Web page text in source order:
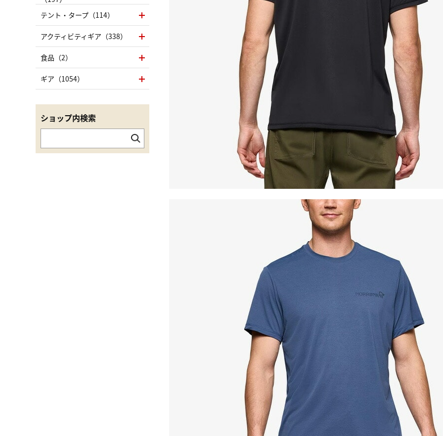
テント・タープ（114）
アクティビティギア（338）
食品（2）
ギア（1054）
ショップ内検索